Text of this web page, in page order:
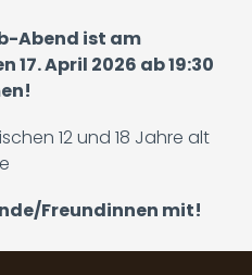
Abend ist am
17. April 2026 ab 19:30
12 und 18 Jahre alt
Freundinnen mit!